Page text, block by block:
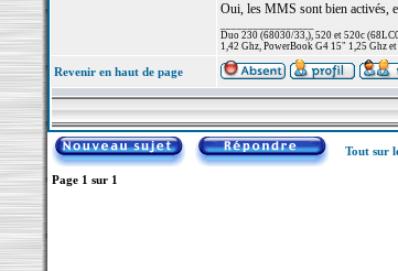
Oui, les MMS sont bien activés,
Duo 230 (68030/33,), 520 et 520c
1,42 Ghz, PowerBook G4 15" 1,25 Ghz
Revenir en haut de page
Tout sur
Page 1 sur 1